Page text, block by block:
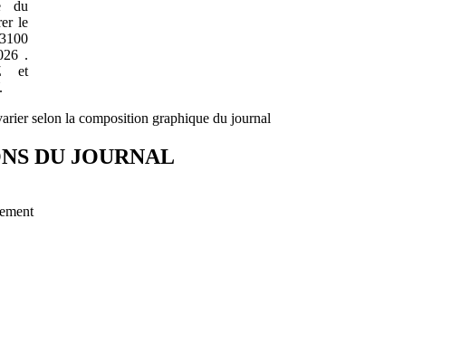
du
le
.
et
selon la composition graphique du journal
DU JOURNAL